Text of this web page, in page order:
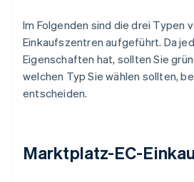
Im Folgenden sind die drei Typen
Einkaufszentren aufgeführt. Da
Eigenschaften hat, sollten Sie
welchen Typ Sie wählen sollten,
entscheiden.
Marktplatz-EC-